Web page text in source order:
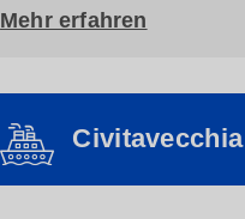
Mehr erfahren
Civitavecchia